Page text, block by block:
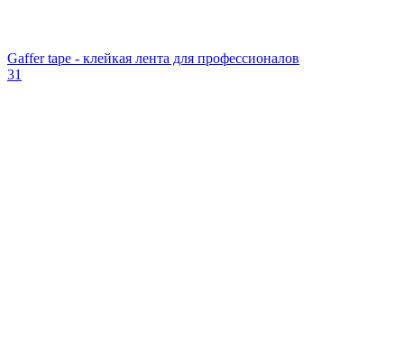
Gaffer tape - клейкая лента для профессионалов
31